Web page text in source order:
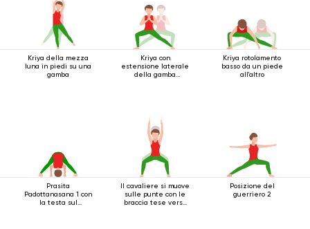
Kriya della mezza
luna in piedi su una
gamba
Kriya con
estensione laterale
della gamba
Kriya rotolamento
basso da un piede
all'altro
Prasita
Padottanasana 1 con
la testa sul
Il cavaliere si muove
sulle punte con le
braccia tese verso
Posizione del
guerriero 2